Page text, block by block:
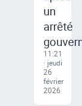
un
arrêté
11:21
· jeudi
26
février
2026